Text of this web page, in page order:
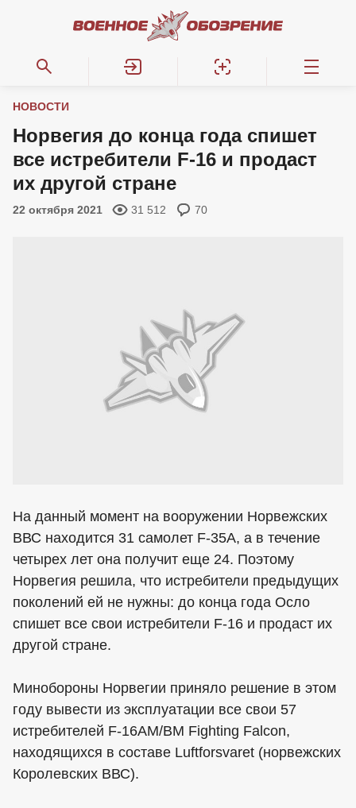
НОВОСТИ
Норвегия до конца года спишет
все истребители F-16 и продаст
их другой стране
22 октября 2021 31 512 70
На данный момент на вооружении Норвежских
ВВС находится 31 самолет F-35A, а в течение
четырех лет она получит еще 24. Поэтому
Норвегия решила, что истребители предыдущих
поколений ей не нужны: до конца года Осло
спишет все свои истребители F-16 и продаст их
другой стране.
Минобороны Норвегии приняло решение в этом
году вывести из эксплуатации все свои 57
истребителей F-16AM/BM Fighting Falcon,
находящихся в составе Luftforsvaret (норвежских
Королевских ВВС).